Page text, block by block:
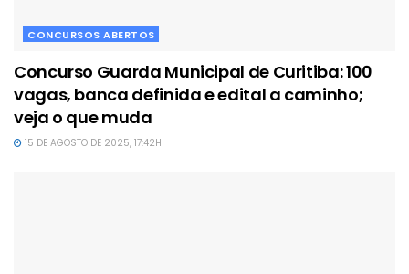
CONCURSOS ABERTOS
Concurso Guarda Municipal de Curitiba: 100
vagas, banca definida e edital a caminho;
veja o que muda
15 DE AGOSTO DE 2025, 17:42H